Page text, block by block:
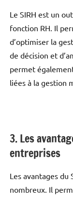
Le SIRH est un
fonction RH. Il
d’optimiser la
de décision et
permet
liées à la gestion
3. Les
entreprises
Les avantages du
nombreux. Il